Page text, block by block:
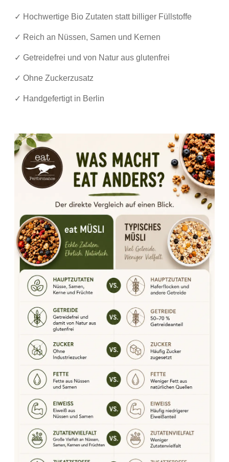
✓ Hochwertige Bio Zutaten statt billiger Füllstoffe
✓ Reich an Nüssen, Samen und Kernen
✓ Getreidefrei und von Natur aus glutenfrei
✓ Ohne Zuckerzusatz
✓ Handgefertigt in Berlin